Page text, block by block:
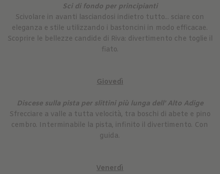
Sci di fondo per principianti
Scivolare in avanti lasciandosi indietro tutto... sciare con
eleganza e stile utilizzando i bastoncini in modo efficacae.
Scoprire le bellezze candide di Riva: divertimento che toglie il
fiato.
Giovedì
Discese sulla pista per slittini più lunga dell' Alto Adige
Sfrecciare a valle a tutta velocità, tra boschi di abete e pino
cembro. Interminabile la pista, infinito il divertimento. Con
guida.
Venerdì